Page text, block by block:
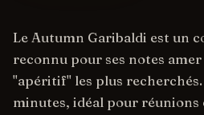
Le Autumn Garibaldi est un
reconnu pour ses notes
"apéritif" les plus
minutes, idéal pour réunions